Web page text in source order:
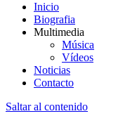
Inicio
Biografia
Multimedia
Música
Vídeos
Noticias
Contacto
Saltar al contenido